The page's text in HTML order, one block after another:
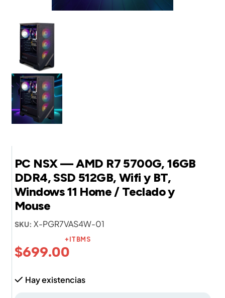
PC NSX — AMD R7 5700G, 16GB
DDR4, SSD 512GB, Wifi y BT,
Windows 11 Home / Teclado y
Mouse
SKU: X-PGR7VAS4W-01
$699.00
+ITBMS
Hay existencias